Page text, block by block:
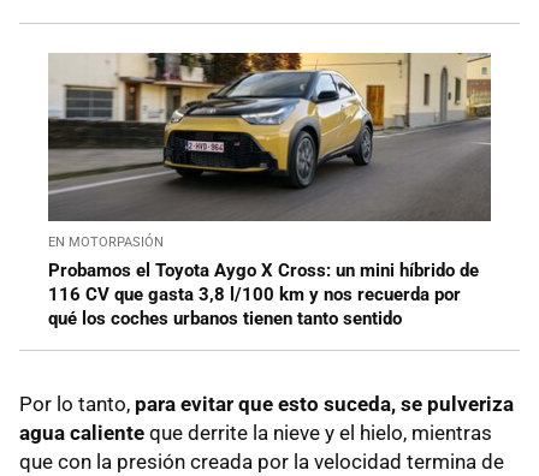
EN MOTORPASIÓN
Probamos el Toyota Aygo X Cross: un mini híbrido de
116 CV que gasta 3,8 l/100 km y nos recuerda por
qué los coches urbanos tienen tanto sentido
Por lo tanto, para evitar que esto suceda, se pulveriza
agua caliente que derrite la nieve y el hielo, mientras
que con la presión creada por la velocidad termina de